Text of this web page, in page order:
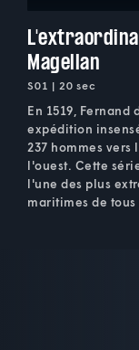
Magellan
S01 | 20 sec
En 1519, Fernand
expédition
237 hommes vers
l'ouest. Cette
l'une des plus
maritimes de tous